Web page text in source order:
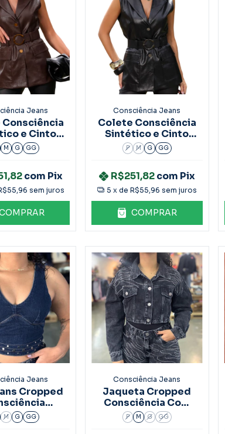
Jeans
e Cinto
90642
M G GG
com Pix
sem juros
Consciência Jeans
Colete Consciência
Sintético e Cinto
Preto 90642
P M G GG
R$251,82com Pix
5 x de R$55,96 sem juros
COMPRAR
Jeans
Cropped
M G GG
Consciência Jeans
Jaqueta Cropped
Consciência Com
Strass Ref.24648
P M G GG